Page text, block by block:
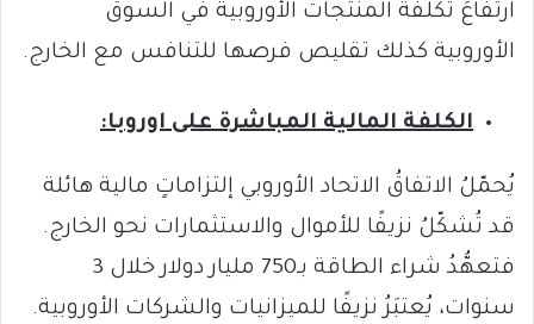
ارتفاعَ تكلفة المنتجات الأوروبية في السوق
الأوروبية كذلك تقليص فرصها للتنافس مع الخارج.
الكلفة المالية المباشرة على اوروبا:
يُحمّلُ الاتفاقُ الاتحاد الأوروبي إلتزاماتٍ مالية هائلة
قد تُشكّلُ نزيفًا للأموال والاستثمارات نحو الخارج.
فتعهُّدُ شراء الطاقة بـ750 مليار دولار خلال 3
سنوات، يُعتبَرُ نزيفًا للميزانيات والشركات الأوروبية.